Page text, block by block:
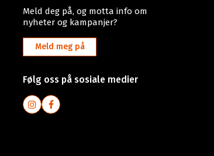
Meld deg på, og motta info om
nyheter og kampanjer?
Meld meg på
Følg oss på sosiale medier